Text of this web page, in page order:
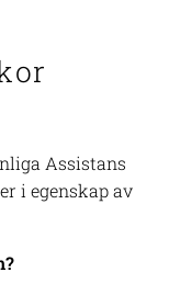
Assistans
i egenskap av